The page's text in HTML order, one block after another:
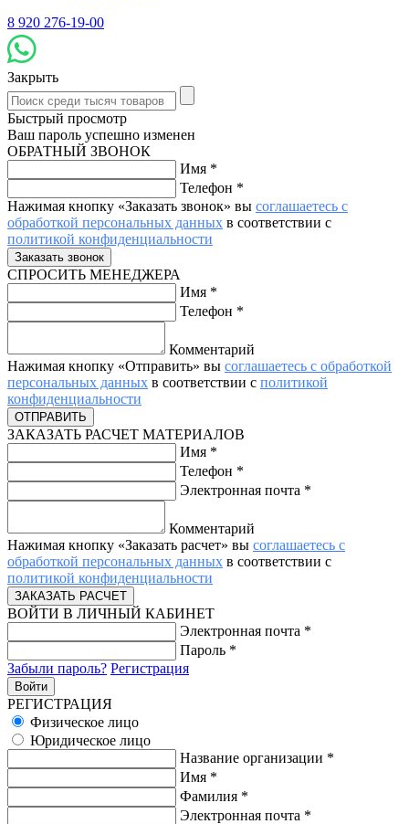
8 920 276-19-00
Закрыть
Быстрый просмотр
Ваш пароль успешно изменен
ОБРАТНЫЙ ЗВОНОК
Имя *
Телефон *
Нажимая кнопку «Заказать звонок» вы соглашаетесь с
обработкой персональных данных в соответствии с
политикой конфиденциальности
СПРОСИТЬ МЕНЕДЖЕРА
Имя *
Телефон *
Комментарий
Нажимая кнопку «Отправить» вы соглашаетесь с обработкой
персональных данных в соответствии с политикой
конфиденциальности
ЗАКАЗАТЬ РАСЧЕТ МАТЕРИАЛОВ
Имя *
Телефон *
Электронная почта *
Комментарий
Нажимая кнопку «Заказать расчет» вы соглашаетесь с
обработкой персональных данных в соответствии с
политикой конфиденциальности
ВОЙТИ В ЛИЧНЫЙ КАБИНЕТ
Электронная почта *
Пароль *
Забыли пароль? Регистрация
РЕГИСТРАЦИЯ
Физическое лицо
Юридическое лицо
Название организации *
Имя *
Фамилия *
Электронная почта *